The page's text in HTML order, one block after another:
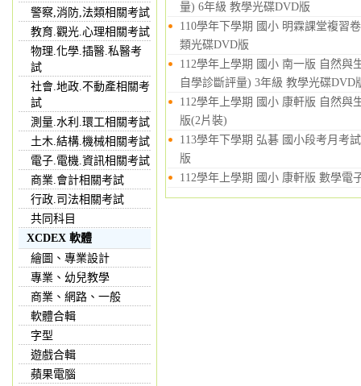
警察,消防,法類相關考試
教育.觀光.心理相關考試
物理.化學.插醫.私醫考
試
社會.地政.不動產相關考
試
測量.水利.環工相關考試
土木.結構.機械相關考試
電子.電機.資訊相關考試
商業.會計相關考試
行政.司法相關考試
共同科目
XCDEX 軟體
繪圖、專業設計
專業、幼兒教學
商業、網路、一般
軟體合輯
字型
遊戲合輯
蘋果電腦
量) 6年級 教學光碟DVD版
110學年下學期 國小 明霖課堂複習
類光碟DVD版
112學年上學期 國小 南一版 自然與
自學診斷評量) 3年級 教學光碟DVD
112學年上學期 國小 康軒版 自然與
版(2片裝)
113學年下學期 弘碁 國小段考月考
版
112學年上學期 國小 康軒版 數學電